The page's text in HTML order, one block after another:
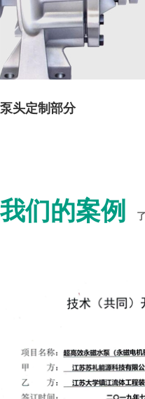
泵头定制部分
我们的案例